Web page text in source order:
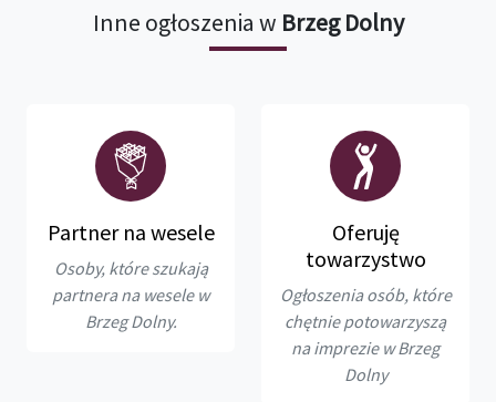
Inne ogłoszenia w Brzeg Dolny
Partner na wesele
Osoby, które szukają
partnera na wesele w
Brzeg Dolny.
Oferuję
towarzystwo
Ogłoszenia osób, które
chętnie potowarzyszą
na imprezie w Brzeg
Dolny